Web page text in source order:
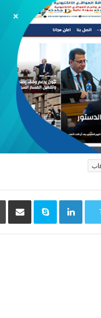
LinkedIn
Skype مشاركة